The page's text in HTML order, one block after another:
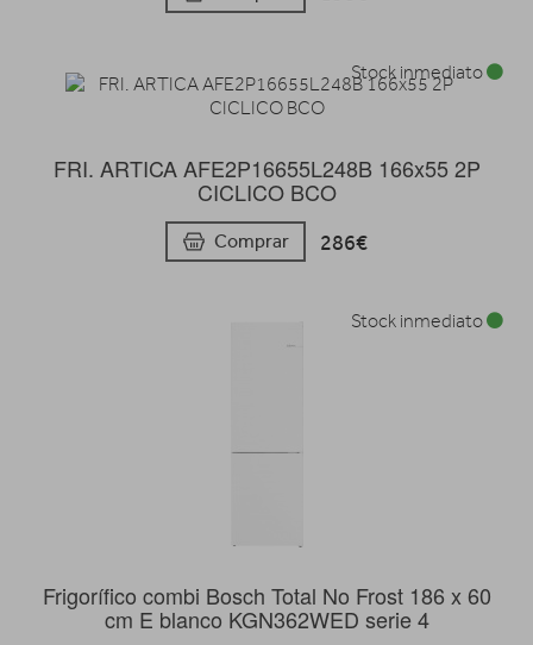
FRI. ARTICA AFE2P16655L248B 166x55 2P
CICLICO BCO
Comprar 286€
Stock inmediato
Frigorífico combi Bosch Total No Frost 186 x 60
cm E blanco KGN362WED serie 4
Stock inmediato